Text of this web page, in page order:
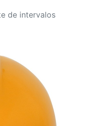
de intervalos